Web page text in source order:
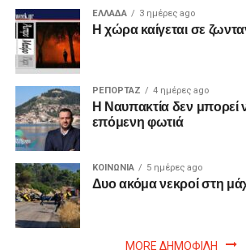
ΕΛΛΑΔΑ 3 ημέρες ago
Η χώρα καίγεται σε
ΡΕΠΟΡΤΑΖ 4 ημέρες ago
Η Ναυπακτία δεν μπορεί
επόμενη φωτιά
ΚΟΙΝΩΝΙΑ 5 ημέρες ago
Δυο ακόμα νεκροί στη
MORE ΔΗΜΟΦΙΛΗ